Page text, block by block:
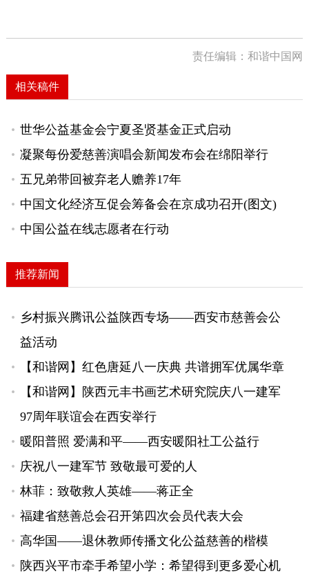
责任编辑：和谐中国网
相关稿件
世华公益基金会宁夏圣贤基金正式启动
凝聚每份爱慈善演唱会新闻发布会在绵阳举行
五兄弟带回被弃老人赡养17年
中国文化经济互促会筹备会在京成功召开(图文)
中国公益在线志愿者在行动
推荐新闻
乡村振兴腾讯公益陕西专场——西安市慈善会公
益活动
【和谐网】红色唐延八一庆典 共谱拥军优属华章
【和谐网】陕西元丰书画艺术研究院庆八一建军
97周年联谊会在西安举行
暖阳普照 爱满和平——西安暖阳社工公益行
庆祝八一建军节 致敬最可爱的人
林菲：致敬救人英雄——蒋正全
福建省慈善总会召开第四次会员代表大会
高华国——退休教师传播文化公益慈善的楷模
陕西兴平市牵手希望小学：希望得到更多爱心机